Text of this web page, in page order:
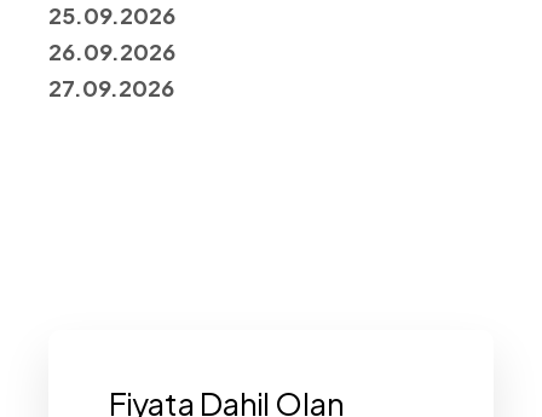
25.09.2026
26.09.2026
27.09.2026
Fiyata Dahil Olan